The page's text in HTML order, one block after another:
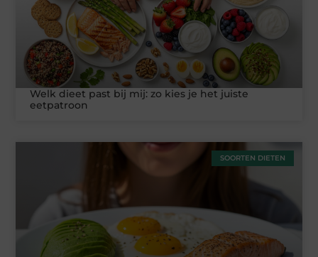
Welk dieet past bij mij: zo kies je het juiste
eetpatroon
SOORTEN DIETEN